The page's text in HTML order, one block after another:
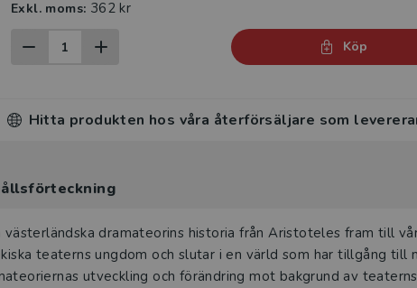
Exkl. moms: 362 kr
Köp
Hitta produkten hos våra återförsäljare som
dramateorins historia från Aristoteles fram till
teaterns ungdom och slutar i en värld som har tillgång till
utveckling och förändring mot bakgrund av teaterns